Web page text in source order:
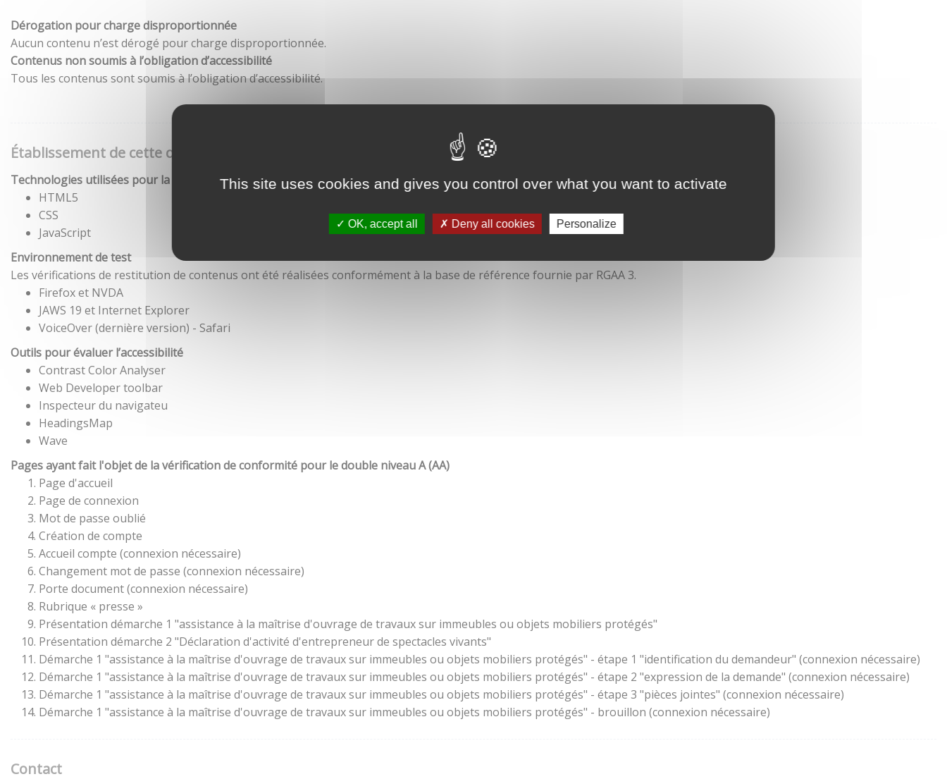
This site uses cookies and gives you control over what you want to activate
OK, accept all Deny all cookies Personalize
Dérogation pour charge disproportionnée
Aucun contenu n’est dérogé pour charge disproportionnée.
Contenus non soumis à l’obligation d’accessibilité
Tous les contenus sont soumis à l’obligation d’accessibilité.
Établissement de cette déclaration d'accessibilité
Technologies utilisées pour la réalisation du site
HTML5
CSS
JavaScript
Environnement de test
Les vérifications de restitution de contenus ont été réalisées conformément à la base de référence fournie par RGAA 3.
Firefox et NVDA
JAWS 19 et Internet Explorer
VoiceOver (dernière version) - Safari
Outils pour évaluer l’accessibilité
Contrast Color Analyser
Web Developer toolbar
Inspecteur du navigateu
HeadingsMap
Wave
Pages ayant fait l'objet de la vérification de conformité pour le double niveau A (AA)
Page d'accueil
Page de connexion
Mot de passe oublié
Création de compte
Accueil compte (connexion nécessaire)
Changement mot de passe (connexion nécessaire)
Porte document (connexion nécessaire)
Rubrique « presse »
Présentation démarche 1 "assistance à la maîtrise d'ouvrage de travaux sur immeubles ou objets mobiliers protégés"
Présentation démarche 2 "Déclaration d'activité d'entrepreneur de spectacles vivants"
Démarche 1 "assistance à la maîtrise d'ouvrage de travaux sur immeubles ou objets mobiliers protégés" - étape 1 "identification du demandeur" (connexion nécessaire)
Démarche 1 "assistance à la maîtrise d'ouvrage de travaux sur immeubles ou objets mobiliers protégés" - étape 2 "expression de la demande" (connexion nécessaire)
Démarche 1 "assistance à la maîtrise d'ouvrage de travaux sur immeubles ou objets mobiliers protégés" - étape 3 "pièces jointes" (connexion nécessaire)
Démarche 1 "assistance à la maîtrise d'ouvrage de travaux sur immeubles ou objets mobiliers protégés" - brouillon (connexion nécessaire)
Contact